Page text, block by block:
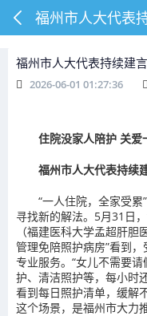
福州市人大代表持续建
2026-06-01 01:27:36
住院没家人陪护 关爱
福州市人大代表持续
“一人住院，全家受
寻找新的解法。5月31日
（福建医科大学孟超肝
管理免陪照护病房”看到
专业服务。“女儿不需要
护、清洁照护等，每小时
看到每日照护清单，缓解
这个场景，是福州市大力